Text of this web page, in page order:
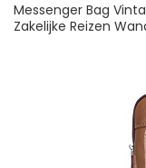
Messenger Bag
Zakelijke Reizen